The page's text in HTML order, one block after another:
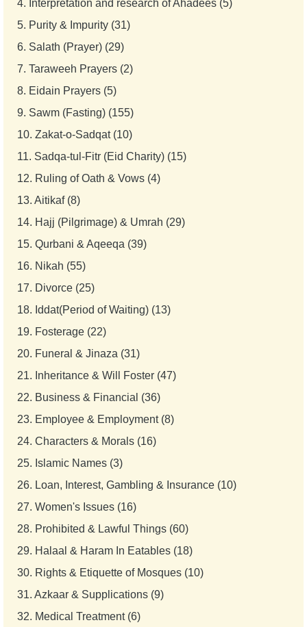
4. Interpretation and research of Ahadees (5)
5. Purity & Impurity (31)
6. Salath (Prayer) (29)
7. Taraweeh Prayers (2)
8. Eidain Prayers (5)
9. Sawm (Fasting) (155)
10. Zakat-o-Sadqat (10)
11. Sadqa-tul-Fitr (Eid Charity) (15)
12. Ruling of Oath & Vows (4)
13. Aitikaf (8)
14. Hajj (Pilgrimage) & Umrah (29)
15. Qurbani & Aqeeqa (39)
16. Nikah (55)
17. Divorce (25)
18. Iddat(Period of Waiting) (13)
19. Fosterage (22)
20. Funeral & Jinaza (31)
21. Inheritance & Will Foster (47)
22. Business & Financial (36)
23. Employee & Employment (8)
24. Characters & Morals (16)
25. Islamic Names (3)
26. Loan, Interest, Gambling & Insurance (10)
27. Women's Issues (16)
28. Prohibited & Lawful Things (60)
29. Halaal & Haram In Eatables (18)
30. Rights & Etiquette of Mosques (10)
31. Azkaar & Supplications (9)
32. Medical Treatment (6)